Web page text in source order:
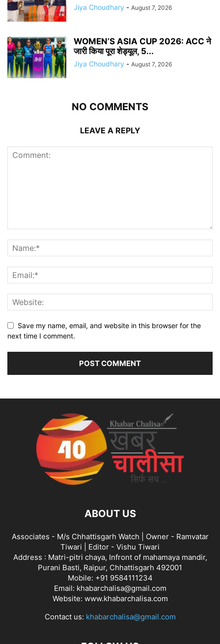
Jiya Choudhary - August 7, 2026
WOMEN’S ASIA CUP 2026: ACC ने
जारी किया पूरा शेड्यूल, 5...
Jiya Choudhary - August 7, 2026
NO COMMENTS
LEAVE A REPLY
Save my name, email, and website in this browser for the
next time I comment.
ABOUT US
Associates - M/s Chhattisgarh Watch | Owner - Ramvatar
Tiwari | Editor - Vishu Tiwari
Address : Matri-pitri chaya, Infront of mahamaya mandir,
Purani Basti, Raipur, Chhattisgarh 492001
Mobile: +91 9584111234
Email: khabarchalisa@gmail.com
Website: www.khabarchalisa.com
Contact us: khabarchalisa@gmail.com